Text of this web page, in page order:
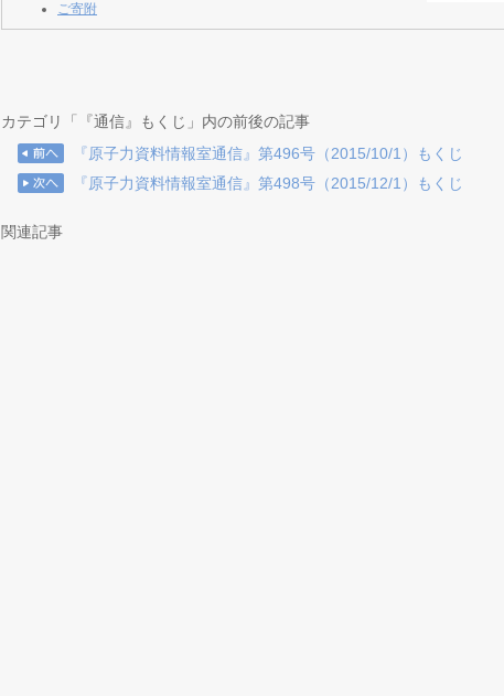
ご寄附
カテゴリ「『通信』もくじ」内の前後の記事
『原子力資料情報室通信』第496号（2015/10/1）もくじ
『原子力資料情報室通信』第498号（2015/12/1）もくじ
関連記事